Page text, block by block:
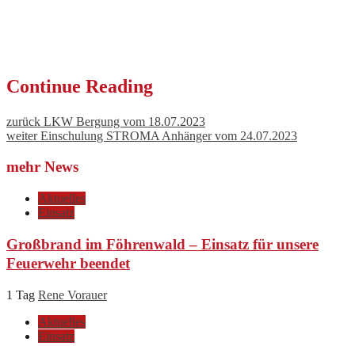
Continue Reading
zurück LKW Bergung vom 18.07.2023
weiterEinschulung STROMA Anhänger vom 24.07.2023
mehr News
Aktuelles
Einsatz
Großbrand im Föhrenwald – Einsatz für unsere
Feuerwehr beendet
1 Tag Rene Vorauer
Aktuelles
Einsatz